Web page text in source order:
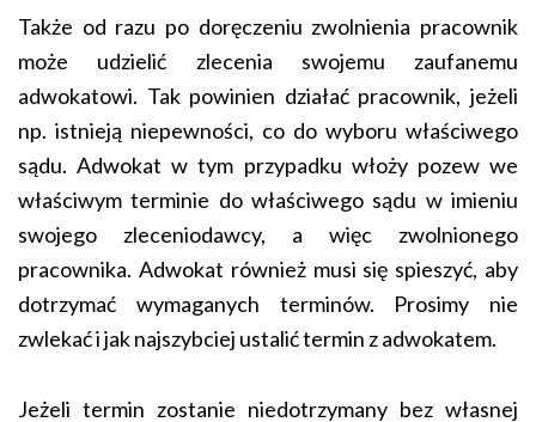
Także od razu po doręczeniu zwolnienia pracownik
może udzielić zlecenia swojemu zaufanemu
adwokatowi. Tak powinien działać pracownik, jeżeli
np. istnieją niepewności, co do wyboru właściwego
sądu. Adwokat w tym przypadku włoży pozew we
właściwym terminie do właściwego sądu w imieniu
swojego zleceniodawcy, a więc zwolnionego
pracownika. Adwokat również musi się spieszyć, aby
dotrzymać wymaganych terminów. Prosimy nie
zwlekać i jak najszybciej ustalić termin z adwokatem.
Jeżeli termin zostanie niedotrzymany bez własnej